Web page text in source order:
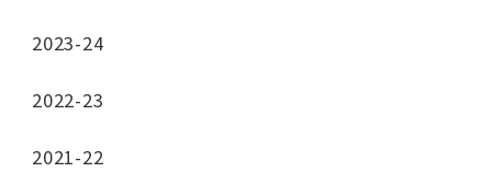
2023-24
2022-23
2021-22